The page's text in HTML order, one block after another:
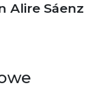
Alire Sáenz